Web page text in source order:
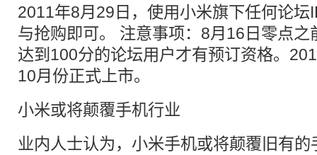
2011年8月29日，使用小米旗下任何论坛
与抢购即可。 注意事项：8月16日零点
达到100分的论坛用户才有预订资格。
10月份正式上市。
小米或将颠覆手机行业
业内人士认为，小米手机或将颠覆旧有